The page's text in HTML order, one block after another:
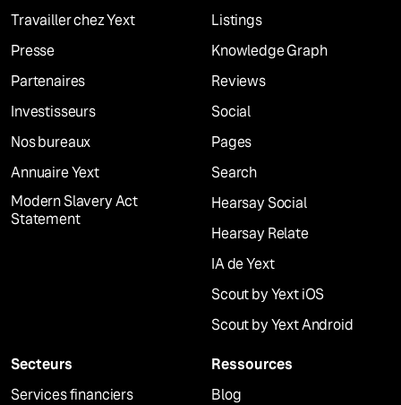
Travailler chez Yext
Presse
Partenaires
Investisseurs
Nos bureaux
Annuaire Yext
Modern Slavery Act
Statement
Listings
Knowledge Graph
Reviews
Social
Pages
Search
Hearsay Social
Hearsay Relate
IA de Yext
Scout by Yext iOS
Scout by Yext Android
Secteurs
Services financiers
Ressources
Blog